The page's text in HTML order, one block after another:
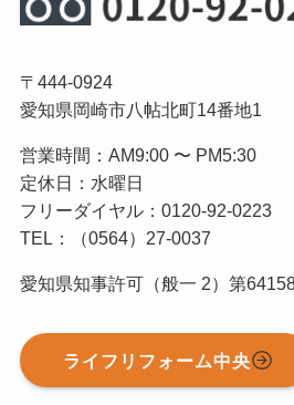
〒444-0924
愛知県岡崎市八帖北町14番地1
営業時間：AM9:00 〜 PM5:30
定休日：水曜日
フリーダイヤル：0120-92-0223
TEL：（0564）27-0037
愛知県知事許可（般一 2）第
ライフリフォーム中央